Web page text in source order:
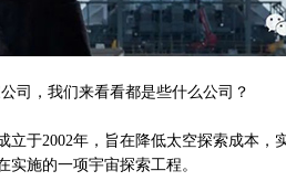
，我们来看看都是些什么公司？
于2002年，旨在降低太空探索成本，
施的一项宇宙探索工程。